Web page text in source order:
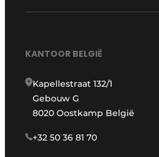
KANTOOR BELGIË
Kapellestraat 132/1
Gebouw G
8020 Oostkamp België
+32 50 36 81 70